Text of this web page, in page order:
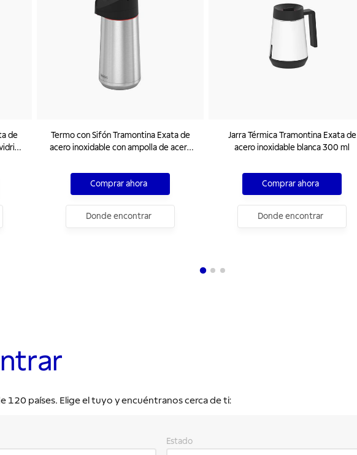
de
Termo con Sifón Tramontina Exata de
acero inoxidable con ampolla de acero
Comprar ahora
Donde encontrar
Jarra Térmica Tramontina Exata de
acero inoxidable blanca 300 ml
Comprar ahora
Donde encontrar
120 países. Elige el tuyo y encuéntranos cerca de ti:
Estado